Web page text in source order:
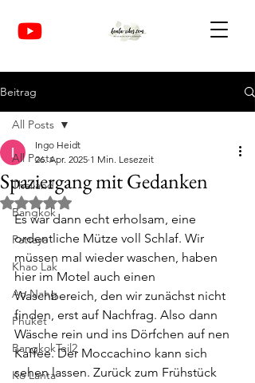
Beitrag
All Posts
Thailand
Bangkok
Pattaya
Khao Lak
Ao Nang
Phuket
BangkokTeil2
Ko Lanta
All Posts
Spaziergang mit Gedanken
Ingo Heidt
26. Apr. 2025 1 Min. Lesezeit
Mit NaN von 5 Sternen bewertet.
Es war dann echt erholsam, eine
ordentliche Mütze voll Schlaf. Wir
müssen mal wieder waschen, haben
hier im Motel auch einen
Waschbereich, den wir zunächst nicht
finden, erst auf Nachfrag. Also dann
Wäsche rein und ins Dörfchen auf nen
Kaffee. Der Moccachino kann sich
sehen lassen. Zurück zum Frühstück